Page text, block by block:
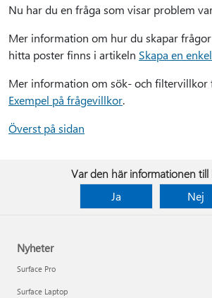
Nu har du en fråga som visar problem
Mer information om hur du skapar
hitta poster finns i artikeln Skapa en
Mer information om sök- och filtervillkor
Exempel på frågevillkor.
Överst på sidan
Var den här informationen till
Ja
Nej
Nyheter
Surface Pro
Surface Laptop